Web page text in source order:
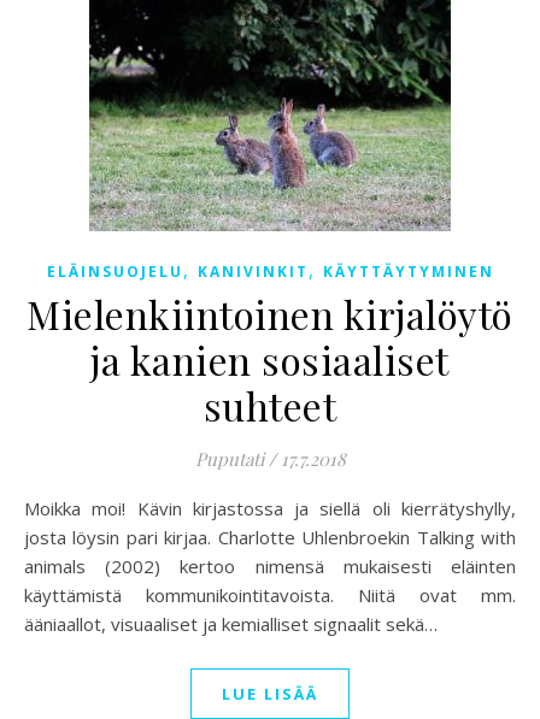
ELÄINSUOJELU , KANIVINKIT , KÄYTTÄYTYMINEN
Mielenkiintoinen kirjalöytö
ja kanien sosiaaliset
suhteet
Puputati / 17.7.2018
Moikka moi! Kävin kirjastossa ja siellä oli kierrätyshylly,
josta löysin pari kirjaa. Charlotte Uhlenbroekin Talking with
animals (2002) kertoo nimensä mukaisesti eläinten
käyttämistä kommunikointitavoista. Niitä ovat mm.
ääniaallot, visuaaliset ja kemialliset signaalit sekä…
LUE LISÄÄ